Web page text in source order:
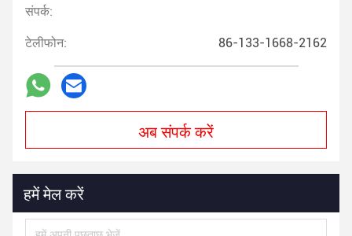
संपर्क:
टेलीफोन: 86-133-1668-2162
अब संपर्क करें
हमें मेल करें